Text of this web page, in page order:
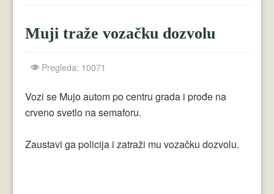
Perica
Piroćanci
Muji traže vozačku dozvolu
Pregleda: 10071
Vozi se Mujo autom po centru grada i prođe na
crveno svetlo na semaforu.
Zaustavi ga policija i zatraži mu vozačku dozvolu.